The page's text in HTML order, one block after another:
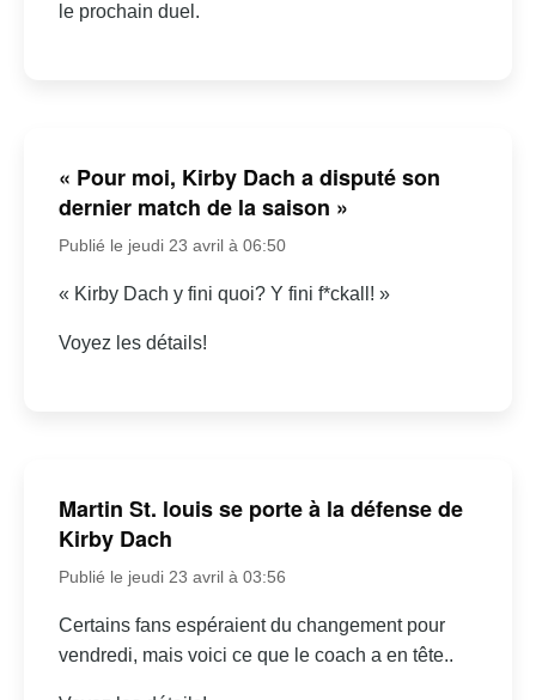
le prochain duel.
« Pour moi, Kirby Dach a disputé son
dernier match de la saison »
Publié le jeudi 23 avril à 06:50
« Kirby Dach y fini quoi? Y fini f*ckall! »
Voyez les détails!
Martin St. louis se porte à la défense de
Kirby Dach
Publié le jeudi 23 avril à 03:56
Certains fans espéraient du changement pour
vendredi, mais voici ce que le coach a en tête..